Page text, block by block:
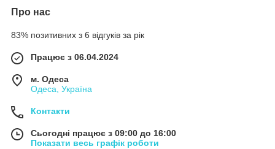
Про нас
83% позитивних з 6 відгуків за рік
Працює з 06.04.2024
м. Одеса
Одеса, Україна
Контакти
Сьогодні працює з 09:00 до 16:00
Показати весь графік роботи